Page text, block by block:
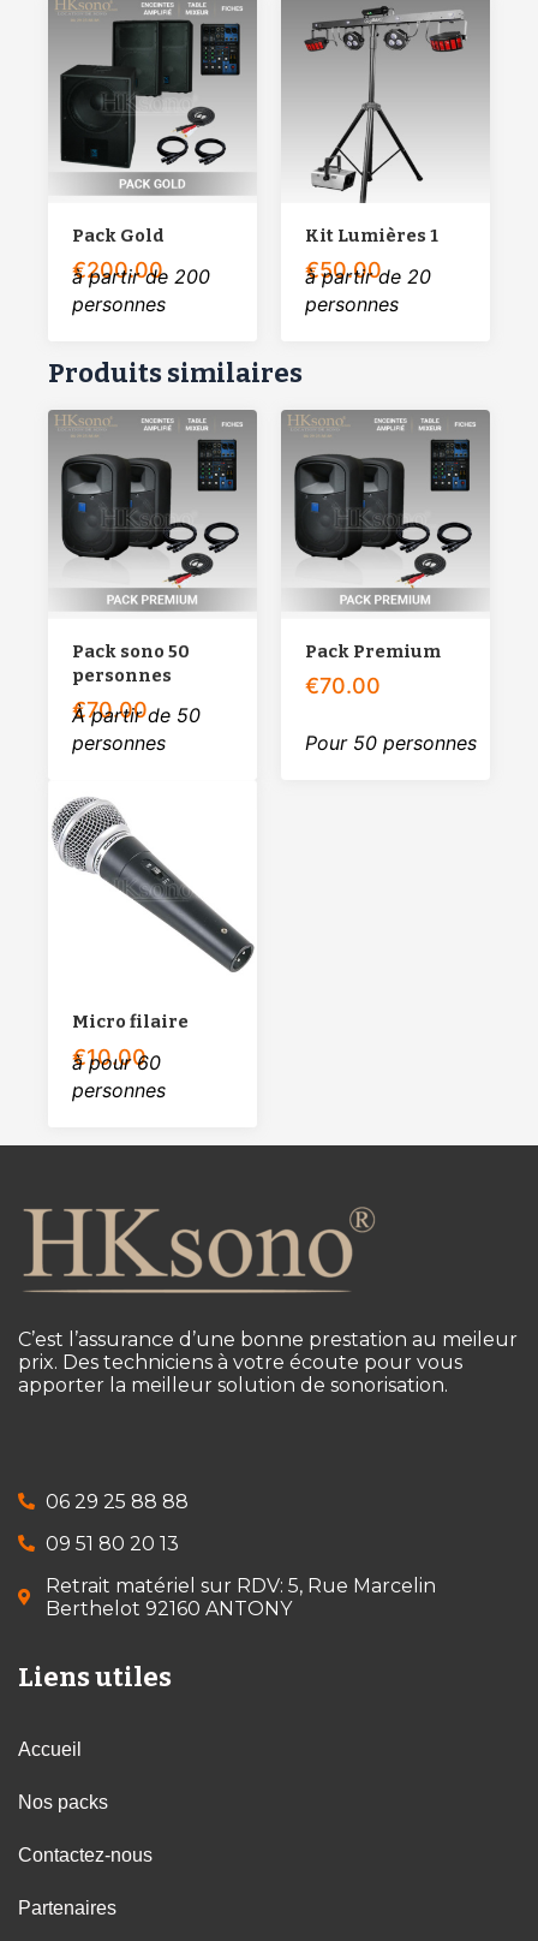
à partir de 200
personnes
Pack Gold
€200.00
à partir de 20
personnes
Kit Lumières 1
€50.00
Produits similaires
À partir de 50
personnes
Pack sono 50
personnes
€70.00
Pour 50 personnes
Pack Premium
€70.00
à pour 60
personnes
Micro filaire
€10.00
C’est l’assurance d’une bonne prestation au meileur
prix. Des techniciens à votre écoute pour vous
apporter la meilleur solution de sonorisation.
06 29 25 88 88
09 51 80 20 13
Retrait matériel sur RDV: 5, Rue Marcelin
Berthelot 92160 ANTONY
Liens utiles
Accueil
Nos packs
Contactez-nous
Partenaires